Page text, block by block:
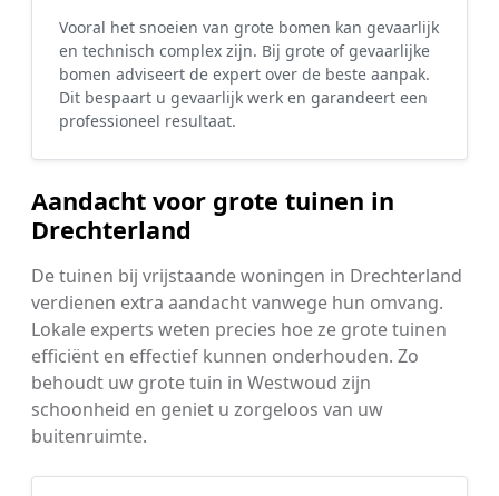
Vooral het snoeien van grote bomen kan gevaarlijk
en technisch complex zijn. Bij grote of gevaarlijke
bomen adviseert de expert over de beste aanpak.
Dit bespaart u gevaarlijk werk en garandeert een
professioneel resultaat.
Aandacht voor grote tuinen in
Drechterland
De tuinen bij vrijstaande woningen in Drechterland
verdienen extra aandacht vanwege hun omvang.
Lokale experts weten precies hoe ze grote tuinen
efficiënt en effectief kunnen onderhouden. Zo
behoudt uw grote tuin in Westwoud zijn
schoonheid en geniet u zorgeloos van uw
buitenruimte.